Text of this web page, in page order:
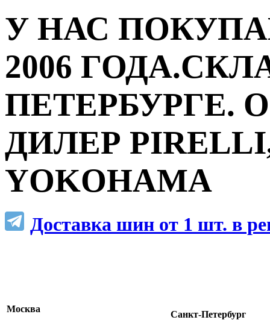
У НАС
2006
ПЕТЕРБУРГЕ.
ДИЛЕР
YOKOHAMA
Доставка шин от 1 шт. в
Москва
Санкт-Петербург